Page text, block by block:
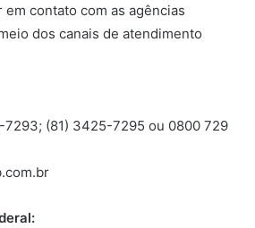
contato com as agências
dos canais de atendimento
(81) 3425-7295 ou 0800 729